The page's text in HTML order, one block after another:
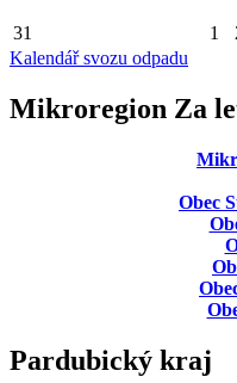
31 1
Kalendář svozu odpadu
Mikroregion Za
Obec
Pardubický kraj